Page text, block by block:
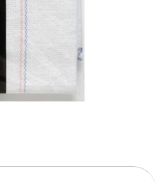
כמות סחבות רצפה שייני שלישיה